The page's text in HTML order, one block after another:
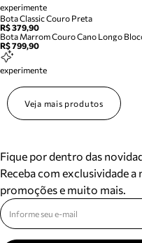
experimente
Bota Classic Couro Preta
R$ 379,90
Bota Marrom Couro Cano Longo
R$ 799,90
experimente
Veja mais produtos
Fique por dentro das
Receba com exclusividade
promoções e muito mais.